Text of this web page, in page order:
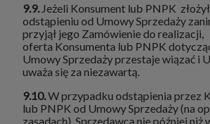
9.9. Jeżeli Konsument lub PNPK
odstąpieniu od Umowy Sprzedaży
przyjął jego Zamówienie do realizacji,
oferta Konsumenta lub PNPK
Umowy Sprzedaży przestaje wiązać i
uważa się za niezawartą.
9.10.W przypadku odstąpienia przez
lub PNPK od Umowy Sprzedaży (na
zasadach), Sprzedawca nie później niż